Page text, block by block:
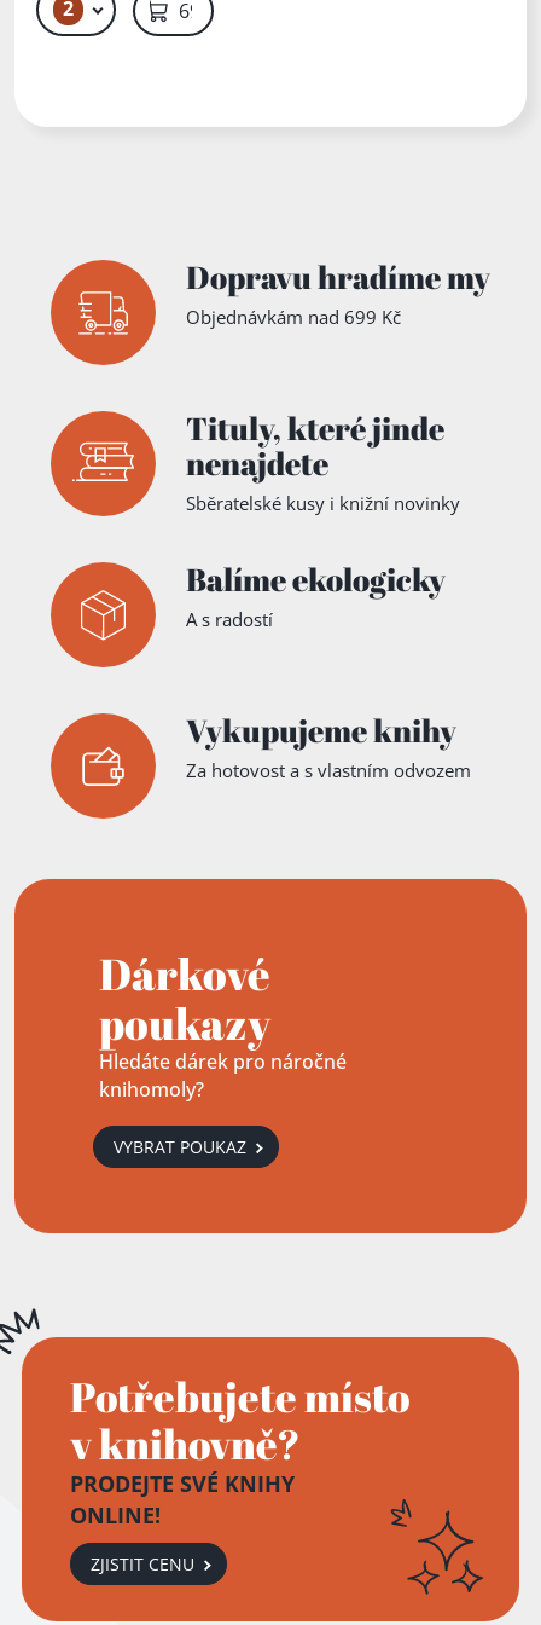
nevážně
2 59 Kč 69 Kč
Dopravu hradíme my
Objednávkám nad 699 Kč
Tituly,které jinde
nenajdete
Sběratelské kusy i knižní novinky
Balíme ekologicky
A s radostí
Vykupujeme knihy
Za hotovost a s vlastním odvozem
Dárkové
poukazy
Hledáte dárek pro náročné
knihomoly?
VYBRAT POUKAZ
Potřebujete místo
v knihovně?
PRODEJTE SVÉ KNIHY
ONLINE!
ZJISTIT CENU